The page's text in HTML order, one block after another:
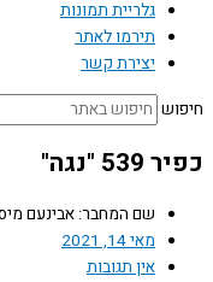
גלריית תמונות
תירמו לאתר
יצירת קשר
"נגה"
שם המחבר: אבינעם מיסניקוב
מאי 14, 2021
אין תגובות